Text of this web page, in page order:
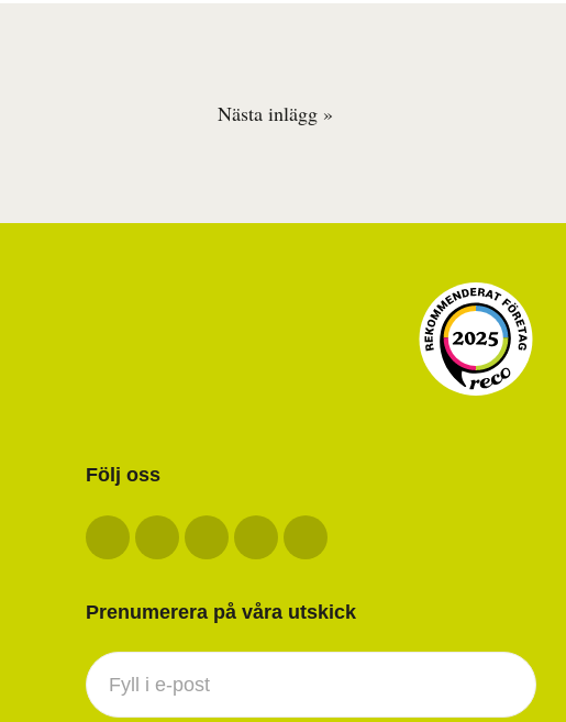
Nästa inlägg »
Följ oss
Prenumerera på våra utskick
Nyhetsbrev
footer